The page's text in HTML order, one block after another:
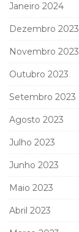
Janeiro 2024
Dezembro 2023
Novembro 2023
Outubro 2023
Setembro 2023
Agosto 2023
Julho 2023
Junho 2023
Maio 2023
Abril 2023